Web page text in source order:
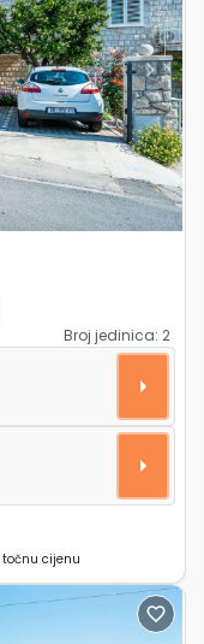
Next
Broj jedinica: 2
A-4675-a
cijenu